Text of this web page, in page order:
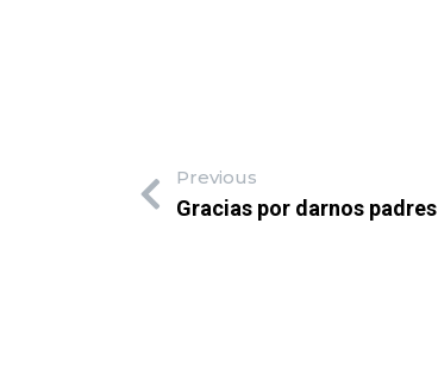
Previous
Gracias por darnos padres